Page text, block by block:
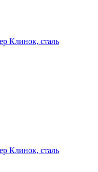
Клинок, сталь
Клинок, сталь